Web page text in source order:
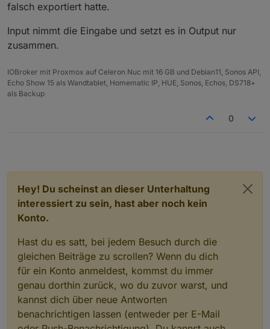
falsch exportiert hatte.
Input nimmt die Eingabe und setzt es in Output nur
zusammen.
IOBroker mit Proxmox auf Celeron Nuc mit 16 GB und Debian11, Sonos API,
Echo Show 15 als Wandtablet, Homematic IP, HUE, Sonos, Echos, DS718+
als Backup
0
Hey! Du scheinst an dieser Unterhaltung
interessiert zu sein, hast aber noch kein
Konto.
Hast du es satt, bei jedem Besuch durch die
gleichen Beiträge zu scrollen? Wenn du dich
für ein Konto anmeldest, kommst du immer
genau dorthin zurück, wo du zuvor warst, und
kannst dich über neue Antworten
benachrichtigen lassen (entweder per E-Mail